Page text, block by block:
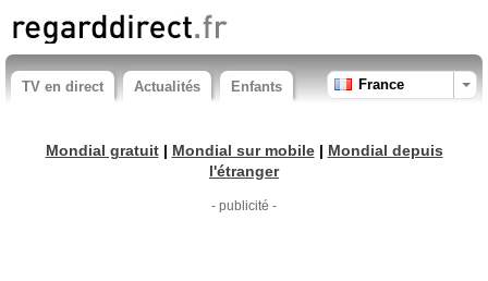
TV en direct Actualités Enfants France
Mondial gratuit| Mondial sur mobile| Mondial depuis
l'étranger
- publicité -